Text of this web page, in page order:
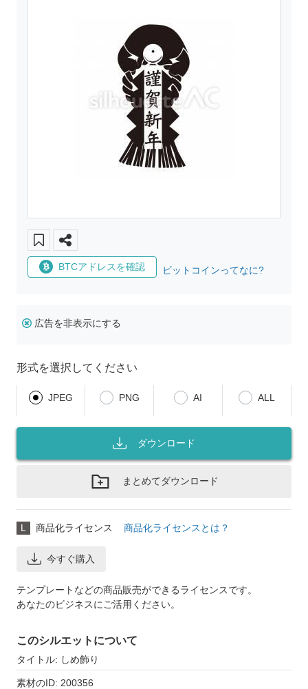
BTCアドレスを確認 ビットコインってなに?
広告を非表示にする
形式を選択してください
JPEG PNG AI ALL
ダウンロード
まとめてダウンロード
L 商品化ライセンス 商品化ライセンスとは？
今すぐ購入
テンプレートなどの商品販売ができるライセンスです。
あなたのビジネスにご活用ください。
このシルエットについて
タイトル: しめ飾り
素材のID: 200356